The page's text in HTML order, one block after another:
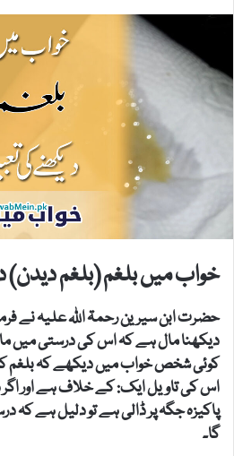
خواب میں بلغم (بلغم دیدن)
حضرت ابن سیرین رحمۃ اللہ علیہ نے
دیکھنا مال ہے کہ اس کی درستی میں
کوئی شخص خواب میں دیکھے کہ بلغم
اس کی تاویل ایک: کے خلاف ہے اور
پاکیزہ جگہ پر ڈالی ہے تو دلیل ہے
گا۔